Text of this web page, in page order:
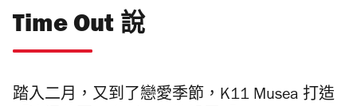
Time Out 說
踏入二月，又到了戀愛季節，K11 Musea 打造